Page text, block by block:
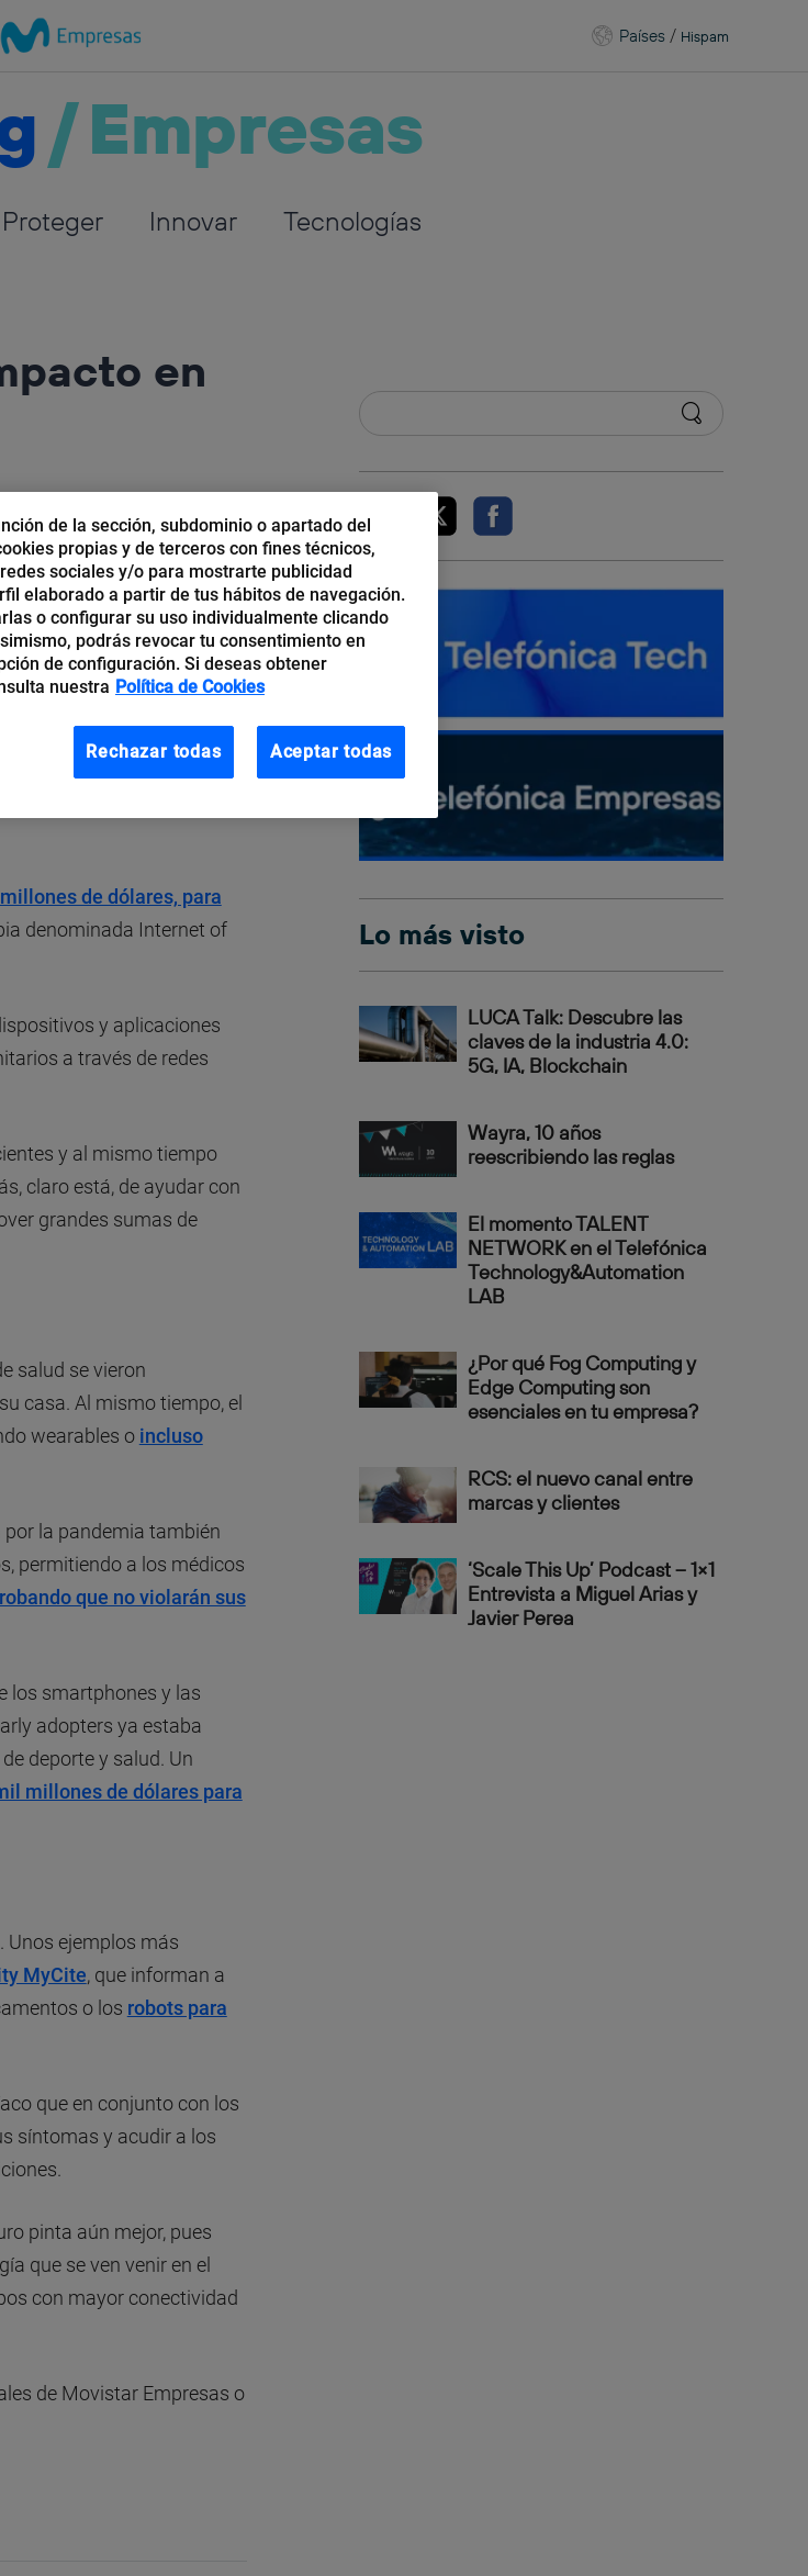
Países / Hispam
/Empresas
Proteger Innovar Tecnologías
en
para pacientes con
cada vez más, en un
usuarios de la tecnología,
sofisticados equipos.
el
de dólares, para
denominada Internet of
y aplicaciones
a través de redes
y al mismo tiempo
claro está, de ayudar con
grandes sumas de
salud se vieron
casa. Al mismo tiempo, el
wearables o incluso
la pandemia también
permitiendo a los médicos
que no violarán sus
los smartphones y las
adopters ya estaba
deporte y salud. Un
millones de dólares para
Unos ejemplos más
MyCite, que informan a
o los robots para
que en conjunto con los
síntomas y acudir a los
pinta aún mejor, pues
que se ven venir en el
con mayor conectividad
de Movistar Empresas o
Lo más visto
LUCA Talk: Descubre las
claves de la industria 4.0:
5G, IA, Blockchain
Wayra, 10 años
reescribiendo las reglas
El momento TALENT
NETWORK en el Telefónica
Technology&Automation
LAB
¿Por qué Fog Computing y
Edge Computing son
esenciales en tu empresa?
RCS: el nuevo canal entre
marcas y clientes
‘Scale This Up’ Podcast – 1×1
Entrevista a Miguel Arias y
Javier Perea
de la sección, subdominio o apartado del
propias y de terceros con fines técnicos,
sociales y/o para mostrarte publicidad
elaborado a partir de tus hábitos de navegación.
o configurar su uso individualmente clicando
podrás revocar tu consentimiento en
de configuración. Si deseas obtener
nuestra Política de Cookies
Rechazar todas Aceptar todas